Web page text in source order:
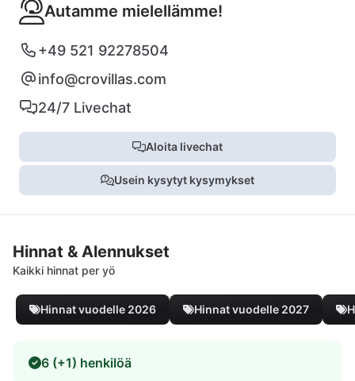
Autamme mielellämme!
+49 521 92278504
info@crovillas.com
24/7 Livechat
Aloita livechat
Usein kysytyt kysymykset
Hinnat & Alennukset
Kaikki hinnat per yö
Hinnat vuodelle 2026 Hinnat vuodelle 2027
6 (+1) henkilöä